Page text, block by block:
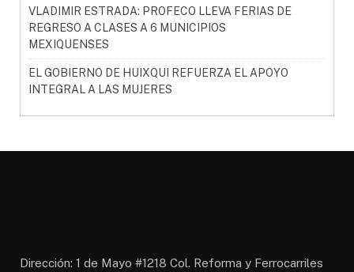
VLADIMIR ESTRADA: PROFECO LLEVA FERIAS DE
REGRESO A CLASES A 6 MUNICIPIOS
MEXIQUENSES
EL GOBIERNO DE HUIXQUI REFUERZA EL APOYO
INTEGRAL A LAS MUJERES
Dirección: 1 de Mayo #1218 Col. Reforma y Ferrocarriles